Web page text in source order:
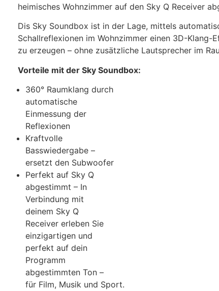
heimisches Wohnzimmer auf den Sky Q Receiver
Dis Sky Soundbox ist in der Lage, mittels
Schallreflexionen im Wohnzimmer einen 3D-Klang-
zu erzeugen – ohne zusätzliche Lautsprecher im
Vorteile mit der Sky Soundbox:
360° Raumklang durch
automatische
Einmessung der
Reflexionen
Kraftvolle
Basswiedergabe –
ersetzt den Subwoofer
Perfekt auf Sky Q
abgestimmt – In
Verbindung mit
deinem Sky Q
Receiver erleben Sie
einzigartigen und
perfekt auf dein
Programm
abgestimmten Ton –
für Film, Musik und Sport.